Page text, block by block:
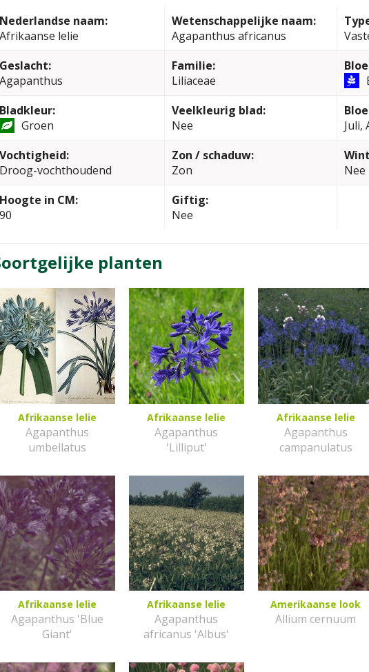
Nederlandse naam:
Afrikaanse lelie
Wetenschappelijke naam:
Agapanthus africanus
Geslacht:
Agapanthus
Familie:
Liliaceae
Bladkleur:
Groen
Veelkleurig blad:
Nee
Juli,
Vochtigheid:
Droog-vochthoudend
Zon / schaduw:
Zon
Nee
Hoogte in CM:
90
Giftig:
Nee
planten
Afrikaanse lelie
Agapanthus
umbellatus
Afrikaanse lelie
Agapanthus
'Lilliput'
Afrikaanse lelie
Agapanthus
campanulatus
Afrikaanse lelie
Agapanthus 'Blue
Giant'
Afrikaanse lelie
Agapanthus
africanus 'Albus'
Amerikaanse look
Allium cernuum